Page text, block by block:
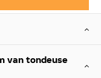
van tondeuse